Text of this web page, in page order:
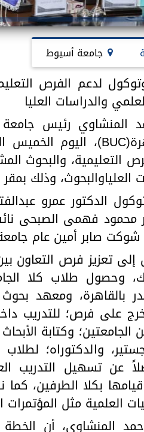
جامعة أسيوط
لدعم الفرص
والدراسات العليا
المنشاوي رئيس
التعليمية، والبحوث
العلياوالبحوث، وذلك
الدكتور عمرو
محمود فهمى الصبحى
شوكت صابر أمين عام
إلى تعزيز فرص التعاون
وحصول طلاب كلا
بالقاهرة، ومعهد
على فرص؛ للتدريب
الجامعتين؛ وكتابة
والدكتوراه؛ لطلاب
عن تسهيل التدريب
قيامها بكلا الطرفين،
العلمية مثل المؤتمرات
المنشاوى، أن